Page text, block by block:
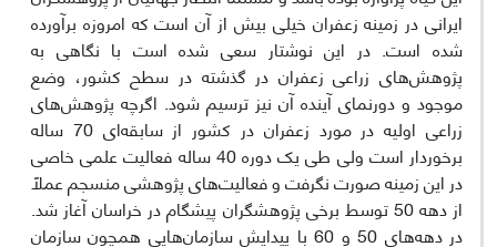
ایرانی در زمینه زعفران خیلی بیش از آن است که امروزه برآورده
شده است. در این نوشتار سعی شده است با نگاهی به
پژوهش‌های زراعی زعفران در گذشته در سطح کشور، وضع
موجود و دورنمای آینده آن نیز ترسیم شود. اگرچه پژوهش‌های
زراعی اولیه در مورد زعفران در کشور از سابقه‌ای 70 ساله
برخوردار است ولی طی یک دوره 40 ساله فعالیت علمی خاصی
در این زمینه صورت نگرفت و فعالیت‌های پژوهشی منسجم عملاً
از دهه 50 توسط برخی پژوهشگران پیشگام در خراسان آغاز شد.
در دهه‌های 50 و 60 با پیدایش سازمان‌هایی همچون سازمان